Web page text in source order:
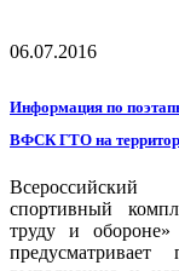
06.07.2016
Информация по
ВФСК ГТО на
Всероссийский
спортивный
труду и
предусматривает